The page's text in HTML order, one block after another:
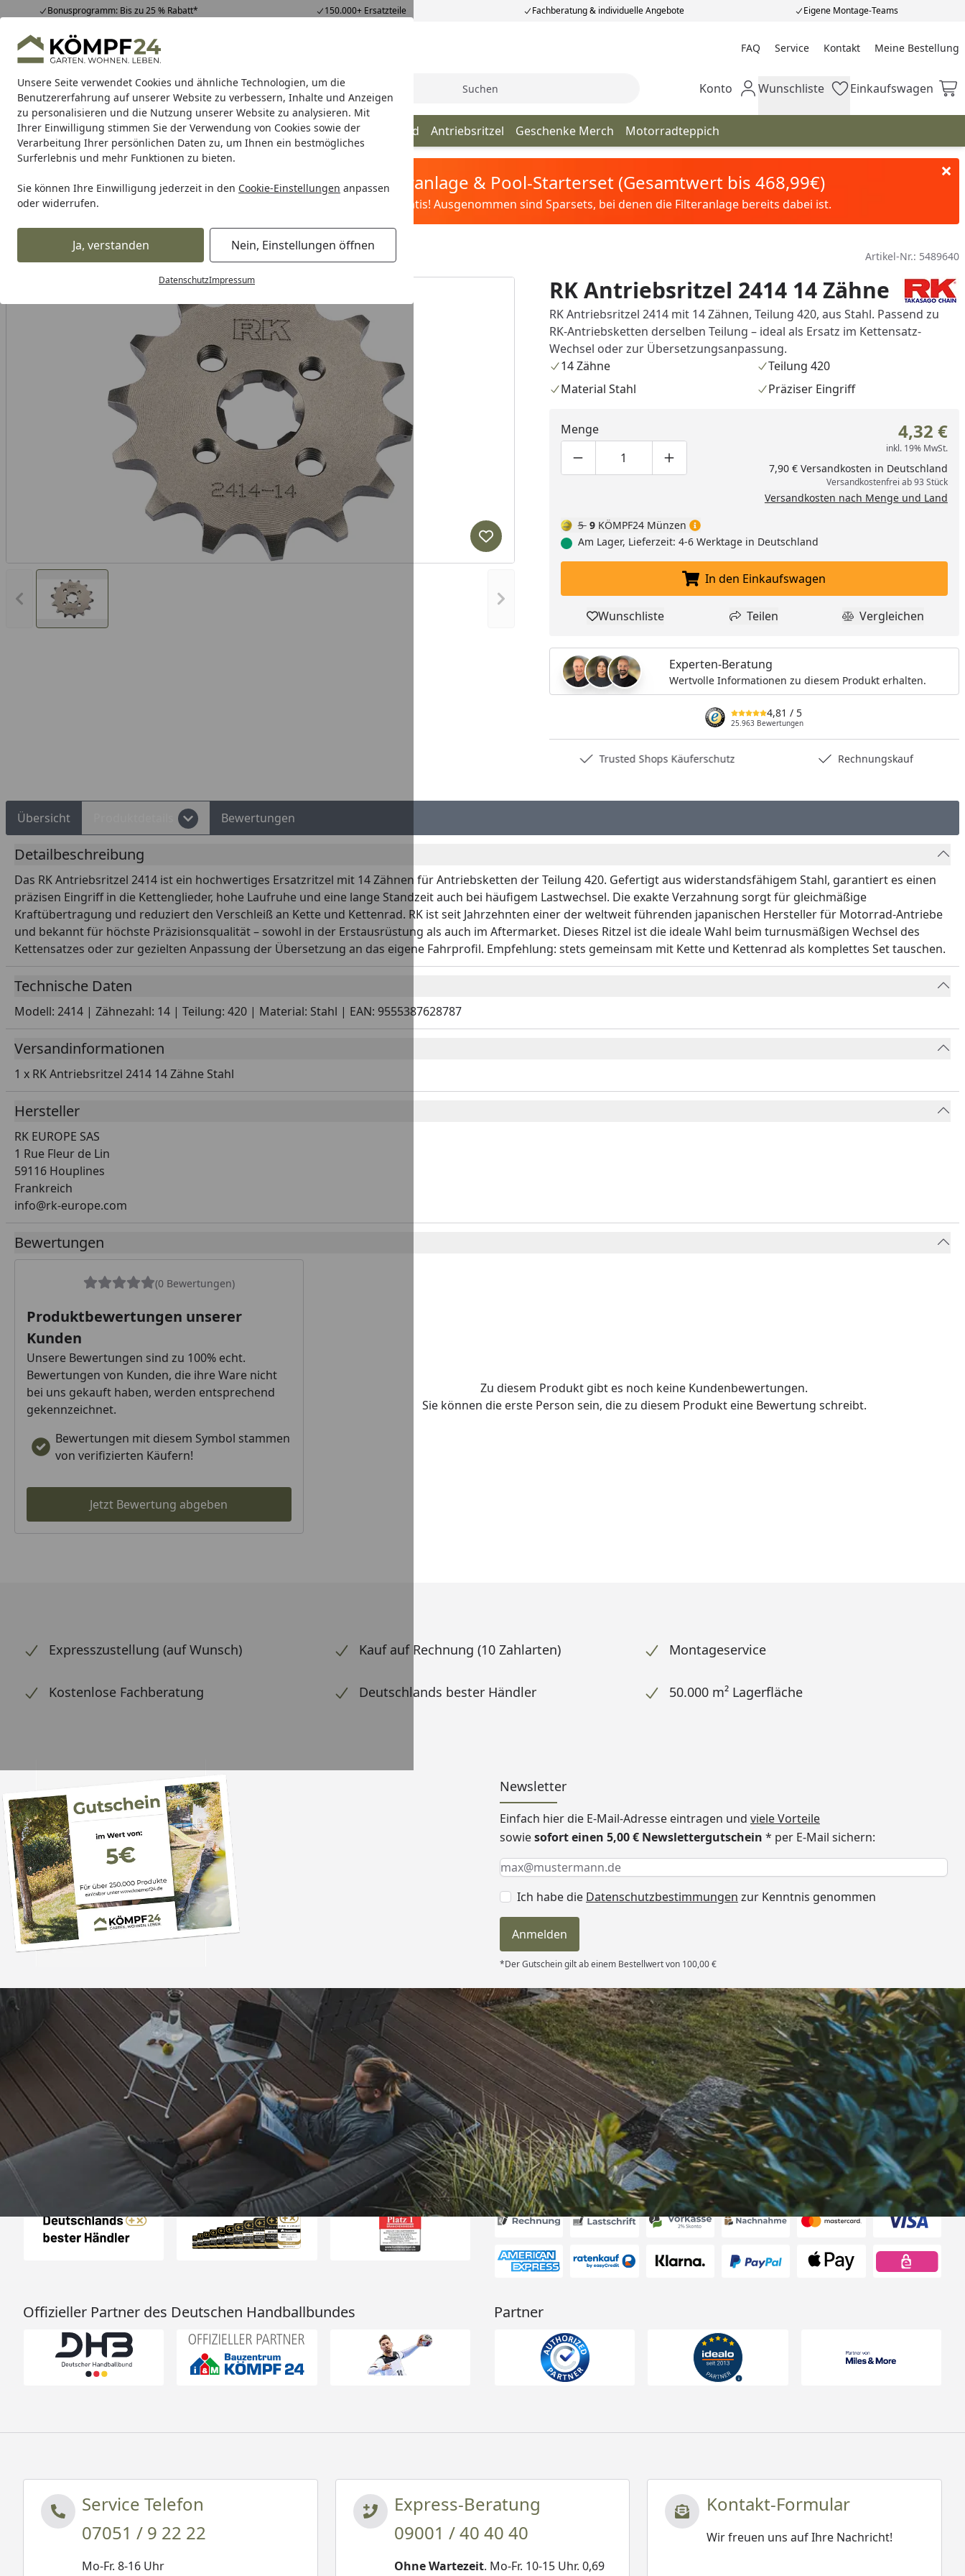
Unsere Seite verwendet Cookies und ähnliche Technologien, um die
Benutzererfahrung auf unserer Website zu verbessern, Inhalte und Anzeigen
zu personalisieren und die Nutzung unserer Website zu analysieren. Mit
Ihrer Einwilligung stimmen Sie der Verwendung von Cookies sowie der
Verarbeitung Ihrer persönlichen Daten zu, um Ihnen ein bestmögliches
Surferlebnis und mehr Funktionen zu bieten.
Sie können Ihre Einwilligung jederzeit in den Cookie-Einstellungen anpassen
oder widerrufen.
Ja, verstanden Nein, Einstellungen öffnen
DatenschutzImpressum
Bonusprogramm: Bis zu 25 % Rabatt* 150.000+ Ersatzteile Fachberatung & individuelle Angebote Eigene Montage-Teams
Hotline07051 / 9 22 22
Mo-Fr. 8-16 Uhr 25.963 Bewertungen FAQ Service Kontakt Meine Bestellung
Meine Bestellung
Alle Produkte
Alle ProdukteHighlights Tipps & Tricks Suche Mein Konto
Konto Wunschliste
Wunschliste Einkaufswagen
Einkaufswagen
RK Motorradkette Kettenschlösser Kettensatz Kette Kettenrad Antriebsritzel Geschenke Merch Motorradteppich
Karibu Pools inkl. gratis Sandfilteranlage & Pool-Starterset (Gesamtwert bis 468,99€)
Dein Traumpool im Sorglos-Paket: Filter&Pflege gratis! Ausgenommen sind Sparsets, bei denen die Filteranlage bereits dabei ist.
Rk Antriebsritzel RK Antriebsritzel 2414 14 Zähne Artikel-Nr.: 5489640
Vorheriges Bild anzeigen Nächstes Bild anzeigen
Produkt zur Wunschliste hinzufügen
RK Antriebsritzel 2414 14 Zähne
RK Antriebsritzel 2414 mit 14 Zähnen, Teilung 420, aus Stahl. Passend zu
RK-Antriebsketten derselben Teilung – ideal als Ersatz im Kettensatz-
Wechsel oder zur Übersetzungsanpassung.
14 Zähne
Teilung 420
Material Stahl
Präziser Eingriff
Menge
Produktmenge um eins verringern
Produktmenge manuell eingeben
Produktmenge um eins erhöhen
4,32 €
inkl. 19% MwSt.
7,90 € Versandkosten in Deutschland
Versandkostenfrei ab 93 Stück
Versandkosten nach Menge und Land
5 9 KÖMPF24 Münzen
Am Lager, Lieferzeit: 4-6 Werktage in Deutschland
In den Einkaufswagen legen
In den Einkaufswagen
Produkt zur Wunschliste hinzufügen
Wunschliste Teilen
Teilen Produkt
Vergleichen
Experten-Beratung
Wertvolle Informationen zu diesem Produkt erhalten.
4,81 / 5
25.963 Bewertungen
Trusted Shops Käuferschutz Rechnungskauf
Übersicht Bewertungen
Detailbeschreibung
Das RK Antriebsritzel 2414 ist ein hochwertiges Ersatzritzel mit 14 Zähnen für Antriebsketten der Teilung 420. Gefertigt aus widerstandsfähigem Stahl, garantiert es einen
präzisen Eingriff in die Kettenglieder, hohe Laufruhe und eine lange Standzeit auch bei häufigem Lastwechsel. Die exakte Verzahnung sorgt für gleichmäßige
Kraftübertragung und reduziert den Verschleiß an Kette und Kettenrad. RK ist seit Jahrzehnten einer der weltweit führenden japanischen Hersteller für Motorrad-Antriebe
und bekannt für höchste Präzisionsqualität – sowohl in der Erstausrüstung als auch im Aftermarket. Dieses Ritzel ist die ideale Wahl beim turnusmäßigen Wechsel des
Kettensatzes oder zur gezielten Anpassung der Übersetzung an das eigene Fahrprofil. Empfehlung: stets gemeinsam mit Kette und Kettenrad als komplettes Set tauschen.
Technische Daten
Modell: 2414 | Zähnezahl: 14 | Teilung: 420 | Material: Stahl | EAN: 9555387628787
Versandinformationen
1 x RK Antriebsritzel 2414 14 Zähne Stahl
Hersteller
RK EUROPE SAS
1 Rue Fleur de Lin
59116 Houplines
Frankreich
info@rk-europe.com
Bewertungen
(0 Bewertungen)
Produktbewertungen unserer
Kunden
Unsere Bewertungen sind zu 100% echt.
Bewertungen von Kunden, die ihre Ware nicht
bei uns gekauft haben, werden entsprechend
gekennzeichnet.
Bewertungen mit diesem Symbol stammen
von verifizierten Käufern!
Jetzt Bewertung abgeben
Zu diesem Produkt gibt es noch keine Kundenbewertungen.
Sie können die erste Person sein, die zu diesem Produkt eine Bewertung schreibt.
Expresszustellung (auf Wunsch) Kauf auf Rechnung (10 Zahlarten) Montageservice
Kostenlose Fachberatung Deutschlands bester Händler 50.000 m² Lagerfläche
Newsletter
Einfach hier die E-Mail-Adresse eintragen und viele Vorteile
sowiesofort einen 5,00 € Newslettergutschein * per E-Mail sichern:
Keine Eingabe erforderlich
Eingabe erforderlich
E-Mail *
Ich habe die Datenschutzbestimmungen zur Kenntnis genommen
Anmelden
*Der Gutschein gilt ab einem Bestellwert von 100,00 €
Trusted Shops
4,81/ 5
25.963 Bewertungen
„Schnellere Lieferung als
angekündigt. Produkt passt. “
07.08.2026
Versand
Auszeichnungen Akzeptierte Zahlungsarten
Offizieller Partner des Deutschen Handballbundes Partner
Service Telefon
07051 / 9 22 22
Mo-Fr. 8-16 Uhr
Express-Beratung
09001 / 40 40 40
Ohne Wartezeit. Mo-Fr. 10-15 Uhr. 0,69
Kontakt-Formular
Wir freuen uns auf Ihre Nachricht!